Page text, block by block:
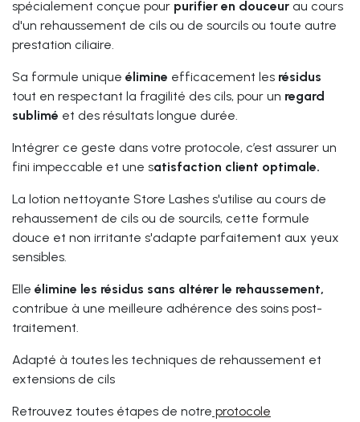
spécialement conçue pour purifier en douceur au cours
d'un rehaussement de cils ou de sourcils ou toute autre
prestation ciliaire.
Sa formule unique élimine efficacement les résidus
tout en respectant la fragilité des cils, pour un regard
sublimé et des résultats longue durée.
Intégrer ce geste dans votre protocole, c’est assurer un
fini impeccable et une satisfaction client optimale.
La lotion nettoyante Store Lashes s'utilise au cours de
rehaussement de cils ou de sourcils, cette formule
douce et non irritante s'adapte parfaitement aux yeux
sensibles.
Elle élimine les résidus sans altérer le rehaussement,
contribue à une meilleure adhérence des soins post-
traitement.
Adapté à toutes les techniques de rehaussement et
extensions de cils
Retrouvez toutes étapes de notre protocole